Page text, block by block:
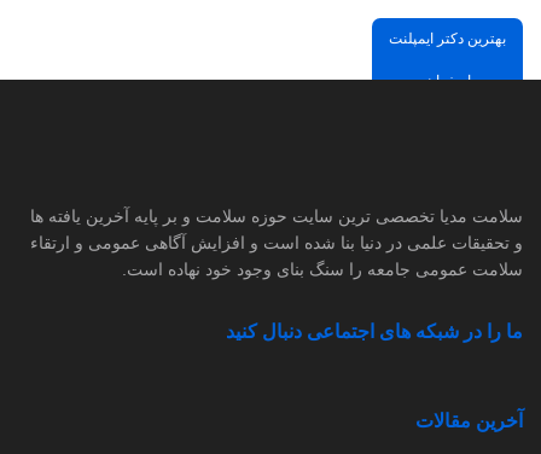
بهترین دکتر ایمپلنت
اصفهان
سلامت مدیا تخصصی ترین سایت حوزه سلامت و بر پایه آخرین یافته ها
و تحقیقات علمی در دنیا بنا شده است و افزایش آگاهی عمومی و ارتقاء
سلامت عمومی جامعه را سنگ بنای وجود خود نهاده است.
ما را در شبکه های اجتماعی دنبال کنید
آخرین مقالات